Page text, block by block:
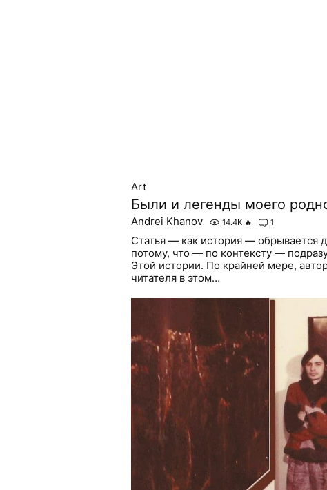
Art
Были и легенды моего
Andrei Khanov 14.4K 🔥 1
Статья — как история — обрывается
потому, что — по контексту —
Этой истории. По крайней мере,
читателя в этом…